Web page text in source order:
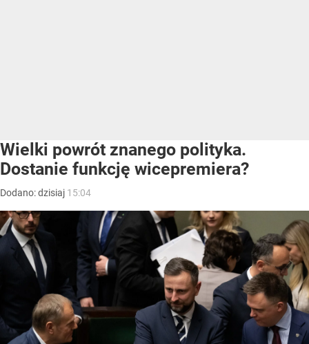
Wielki powrót znanego polityka.
Dostanie funkcję wicepremiera?
Dodano:dzisiaj 15:04